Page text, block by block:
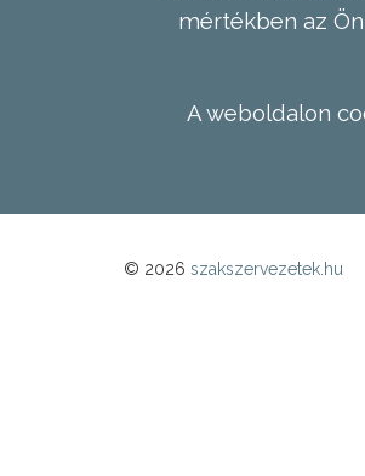
mértékben az
A weboldalon
© 2026 szakszervezetek.hu